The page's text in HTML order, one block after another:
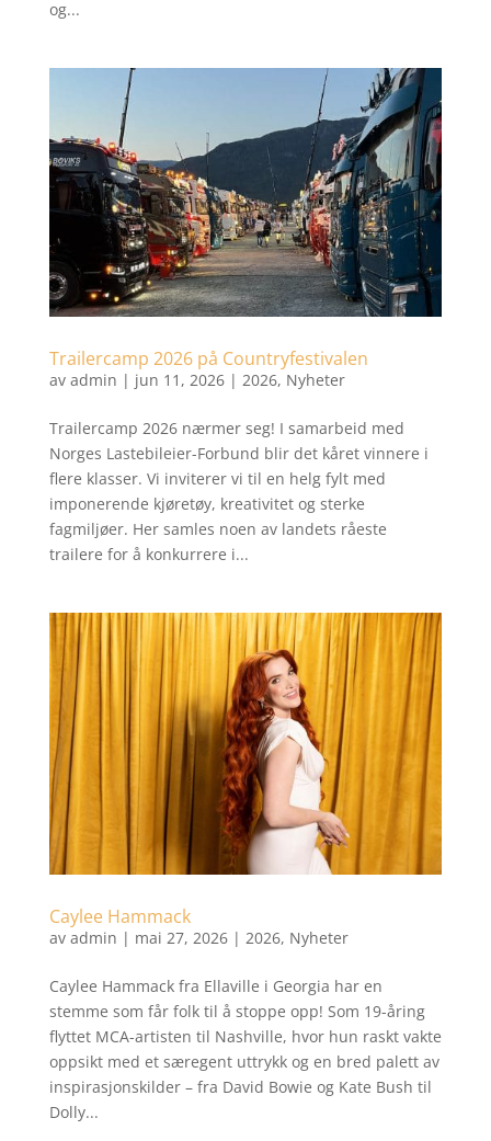
og...
Trailercamp 2026 på Countryfestivalen
av admin | jun 11, 2026| 2026, Nyheter
Trailercamp 2026 nærmer seg! I samarbeid med
Norges Lastebileier-Forbund blir det kåret vinnere i
flere klasser. Vi inviterer vi til en helg fylt med
imponerende kjøretøy, kreativitet og sterke
fagmiljøer. Her samles noen av landets råeste
trailere for å konkurrere i...
Caylee Hammack
av admin | mai 27, 2026| 2026, Nyheter
Caylee Hammack fra Ellaville i Georgia har en
stemme som får folk til å stoppe opp! Som 19-åring
flyttet MCA-artisten til Nashville, hvor hun raskt vakte
oppsikt med et særegent uttrykk og en bred palett av
inspirasjonskilder – fra David Bowie og Kate Bush til
Dolly...